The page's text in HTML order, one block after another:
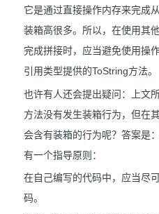
它是通过直接操作内存来完成
装箱高很多。所以，在使用其
完成拼接时，应当避免使用操
引用类型提供的ToString方法。
也许有人还会提出疑问：上文
方法没有发生装箱行为，但在
会含有装箱的行为呢？答案是
有一个指导原则：
在自己编写的代码中，应当尽
码。